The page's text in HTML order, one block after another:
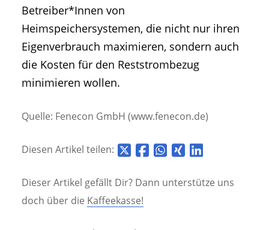
Betreiber*Innen von
Heimspeichersystemen, die nicht nur ihren
Eigenverbrauch maximieren, sondern auch
die Kosten für den Reststrombezug
minimieren wollen.
Quelle: Fenecon GmbH (www.fenecon.de)
Diesen Artikel teilen:
Dieser Artikel gefällt Dir? Dann unterstütze uns
doch über die Kaffeekasse!